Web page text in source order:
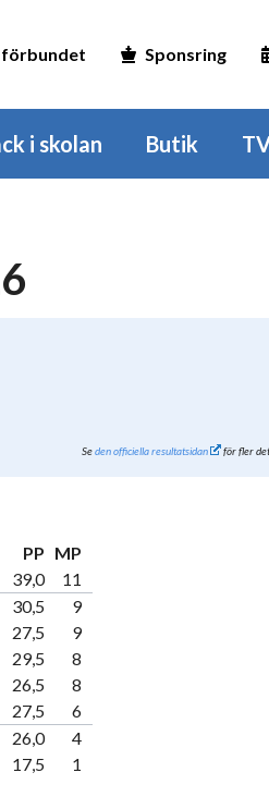
förbundet Sponsring
i skolan Butik
Seden officiella resultatsidan för fler
PP MP
39,0
11
30,5
9
27,5
9
29,5
8
26,5
8
27,5
6
26,0
4
17,5 1